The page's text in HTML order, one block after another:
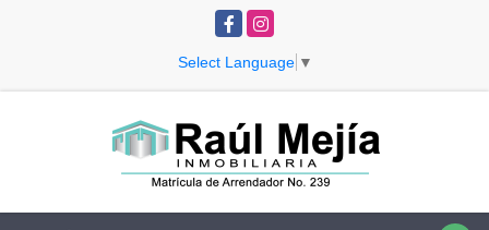
FacebookInstagram
Select Language ▼